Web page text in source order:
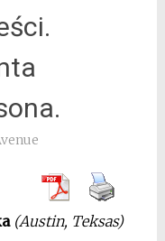
(Austin, Teksas)